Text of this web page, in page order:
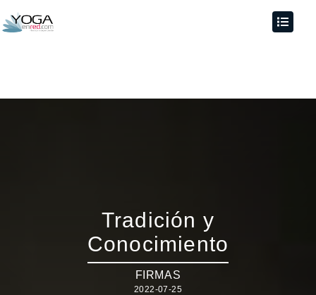
Tradición y
Conocimiento
FIRMAS
2022-07-25